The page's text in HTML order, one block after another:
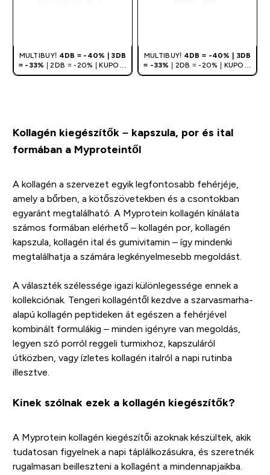
MULTIBUY! 4DB = -40% | 3DB
= -33%
| 2DB = -20% | KUPON:
DEALHU
MULTIBUY! 4DB = -40% | 3DB
= -33%
| 2DB = -20% | KUPON:
DEALHU
Kollagén kiegészítők – kapszula, por és ital
formában a Myproteintől
A kollagén a szervezet egyik legfontosabb fehérjéje,
amely a bőrben, a kötőszövetekben és a csontokban
egyaránt megtalálható. A Myprotein kollagén kínálata
számos formában elérhető – kollagén por, kollagén
kapszula, kollagén ital és gumivitamin – így mindenki
megtalálhatja a számára legkényelmesebb megoldást.
A választék szélessége igazi különlegessége ennek a
kollekciónak. Tengeri kollagéntől kezdve a szarvasmarha-
alapú kollagén peptideken át egészen a fehérjével
kombinált formulákig – minden igényre van megoldás,
legyen szó porról reggeli turmixhoz, kapszuláról
útközben, vagy ízletes kollagén italról a napi rutinba
illesztve.
Kinek szólnak ezek a kollagén kiegészítők?
A Myprotein kollagén kiegészítői azoknak készültek, akik
tudatosan figyelnek a napi táplálkozásukra, és szeretnék
rugalmasan beilleszteni a kollagént a mindennapjaikba.